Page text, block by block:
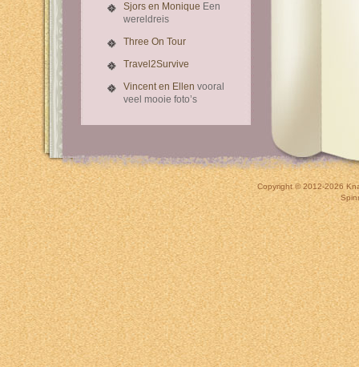
Sjors en Monique Een
wereldreis
Three On Tour
Travel2Survive
Vincent en Ellen vooral
veel mooie foto’s
Copyright © 2012-2026